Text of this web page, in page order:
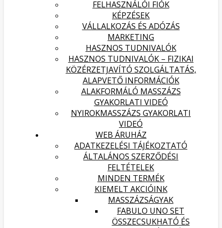
FELHASZNÁLÓI FIÓK
KÉPZÉSEK
VÁLLALKOZÁS ÉS ADÓZÁS
MARKETING
HASZNOS TUDNIVALÓK
HASZNOS TUDNIVALÓK – FIZIKAI
KÖZÉRZETJAVÍTÓ SZOLGÁLTATÁS,
ALAPVETŐ INFORMÁCIÓK
ALAKFORMÁLÓ MASSZÁZS
GYAKORLATI VIDEÓ
NYIROKMASSZÁZS GYAKORLATI
VIDEÓ
WEB ÁRUHÁZ
ADATKEZELÉSI TÁJÉKOZTATÓ
ÁLTALÁNOS SZERZŐDÉSI
FELTÉTELEK
MINDEN TERMÉK
KIEMELT AKCIÓINK
MASSZÁZSÁGYAK
FABULO UNO SET
ÖSSZECSUKHATÓ ÉS